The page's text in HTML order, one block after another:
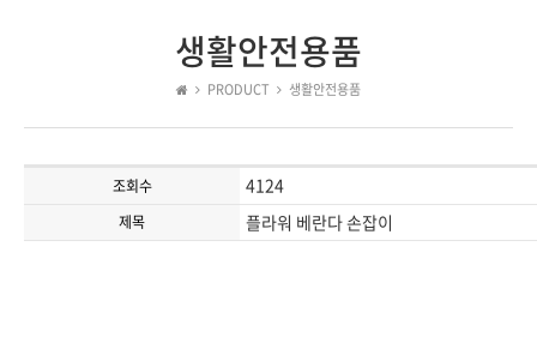
생활안전용품
PRODUCT 생활안전용품
조회수 4124
제목 플라워 베란다 손잡이